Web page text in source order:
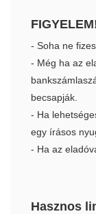
- Soha ne
- Még ha az
becsapják.
- Ha
egy írásos
- Ha az
Hasznos